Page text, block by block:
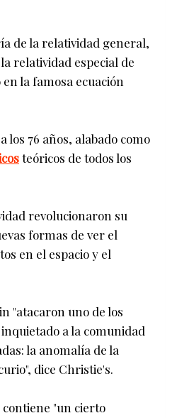
de la relatividad general,
relatividad especial de
la famosa ecuación
los 76 años, alabado como
teóricos de todos los
revolucionaron su
formas de ver el
en el espacio y el
"atacaron uno de los
a la comunidad
la anomalía de la
dice Christie's.
"un cierto